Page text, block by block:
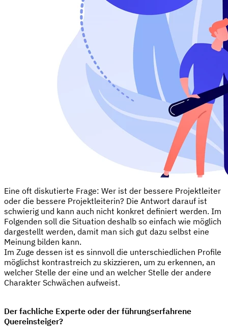
Eine oft diskutierte Frage: Wer ist der bessere Projektleiter
oder die bessere Projektleiterin? Die Antwort darauf ist
schwierig und kann auch nicht konkret definiert werden. Im
Folgenden soll die Situation deshalb so einfach wie möglich
dargestellt werden, damit man sich gut dazu selbst eine
Meinung bilden kann.
Im Zuge dessen ist es sinnvoll die unterschiedlichen Profile
möglichst kontrastreich zu skizzieren, um zu erkennen, an
welcher Stelle der eine und an welcher Stelle der andere
Charakter Schwächen aufweist.
Der fachliche Experte oder der führungserfahrene
Quereinsteiger?